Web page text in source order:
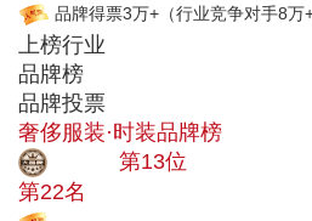
品牌得票3万+ （行业竞争对手8万+
上榜行业
品牌榜
品牌投票
奢侈服装·时装品牌榜
第13位
第22名